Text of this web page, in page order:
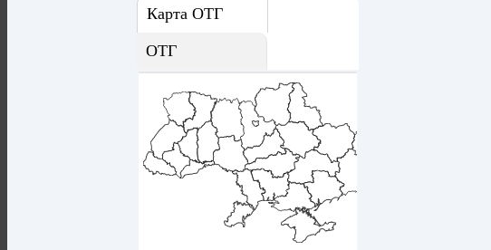
Карта ОТГ
ОТГ